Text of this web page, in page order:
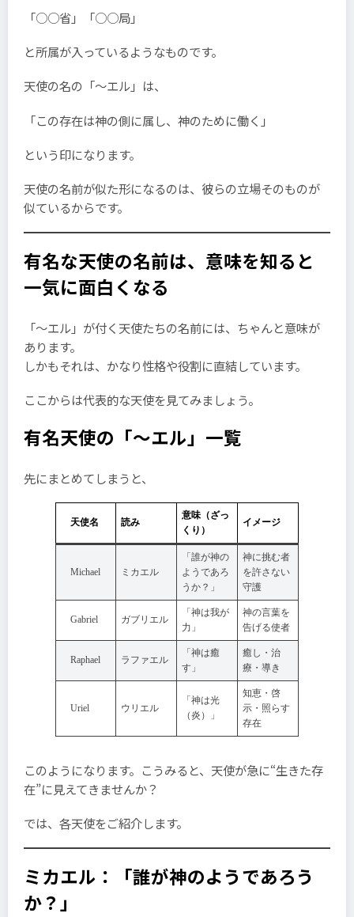
「○○省」「○○局」
と所属が入っているようなものです。
天使の名の「～エル」は、
「この存在は神の側に属し、神のために働く」
という印になります。
天使の名前が似た形になるのは、彼らの立場そのものが
似ているからです。
有名な天使の名前は、意味を知ると
一気に面白くなる
「～エル」が付く天使たちの名前には、ちゃんと意味が
あります。
しかもそれは、かなり性格や役割に直結しています。
ここからは代表的な天使を見てみましょう。
有名天使の「～エル」一覧
先にまとめてしまうと、
天使名 読み
意味（ざっ
くり）
イメージ
Michael ミカエル
「誰が神の
ようであろ
うか？」
神に挑む者
を許さない
守護
Gabriel ガブリエル
「神は我が
力」
神の言葉を
告げる使者
Raphael ラファエル
「神は癒
す」
癒し・治
療・導き
Uriel ウリエル
「神は光
（炎）」
知恵・啓
示・照らす
存在
このようになります。こうみると、天使が急に“生きた存
在”に見えてきませんか？
では、各天使をご紹介します。
ミカエル：「誰が神のようであろう
か？」